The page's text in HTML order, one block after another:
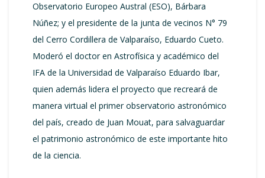
Observatorio Europeo Austral (ESO), Bárbara
Núñez; y el presidente de la junta de vecinos N° 79
del Cerro Cordillera de Valparaíso, Eduardo Cueto.
Moderó el doctor en Astrofísica y académico del
IFA de la Universidad de Valparaíso Eduardo Ibar,
quien además lidera el proyecto que recreará de
manera virtual el primer observatorio astronómico
del país, creado de Juan Mouat, para salvaguardar
el patrimonio astronómico de este importante hito
de la ciencia.